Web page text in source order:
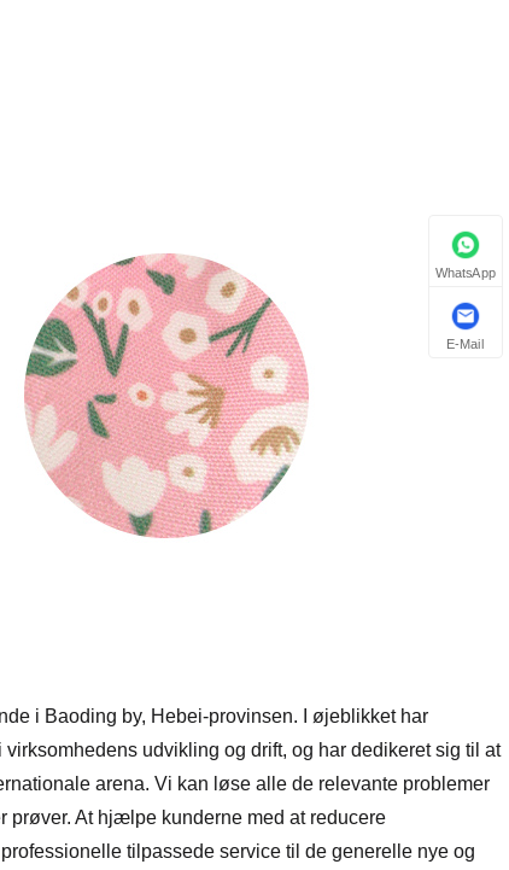
i Baoding by, Hebei-provinsen. I øjeblikket har
udvikling og drift, og har dedikeret sig til at
arena. Vi kan løse alle de relevante problemer
prøver. At hjælpe kunderne med at reducere
tilpassede service til de generelle nye og
WhatsApp
E-Mail